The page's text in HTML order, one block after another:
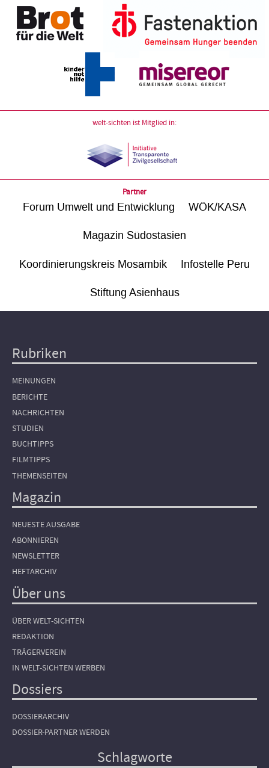
welt-sichten ist Mitglied in:
Partner
Forum Umwelt und Entwicklung WÖK/KASA
Magazin Südostasien
Koordinierungskreis Mosambik Infostelle Peru
Stiftung Asienhaus
Hauptnavigation
Rubriken
MEINUNGEN
BERICHTE
NACHRICHTEN
STUDIEN
BUCHTIPPS
FILMTIPPS
THEMENSEITEN
Magazin
NEUESTE AUSGABE
ABONNIEREN
NEWSLETTER
HEFTARCHIV
Über uns
ÜBER WELT-SICHTEN
REDAKTION
TRÄGERVEREIN
IN WELT-SICHTEN WERBEN
Dossiers
DOSSIERARCHIV
DOSSIER-PARTNER WERDEN
Schlagworte